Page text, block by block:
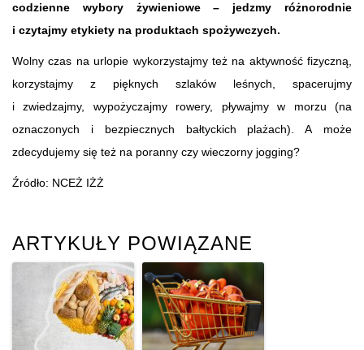
codzienne wybory żywieniowe – jedzmy różnorodnie
i czytajmy etykiety na produktach spożywczych.
Wolny czas na urlopie wykorzystajmy też na aktywność fizyczną,
korzystajmy z pięknych szlaków leśnych, spacerujmy
i zwiedzajmy, wypożyczajmy rowery, pływajmy w morzu (na
oznaczonych i bezpiecznych bałtyckich plażach). A może
zdecydujemy się też na poranny czy wieczorny jogging?
Źródło: NCEŻ IŻŻ
ARTYKUŁY POWIĄZANE